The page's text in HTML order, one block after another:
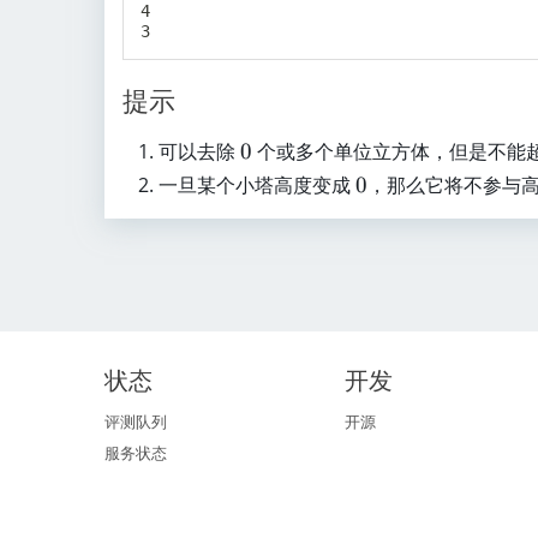
4
提示
可以去除0
0 个或多个单位立方体，但是不能
一旦某个小塔高度变成0
0 ，那么它将不参与
状态
评测队列
服务状态
开发
开源